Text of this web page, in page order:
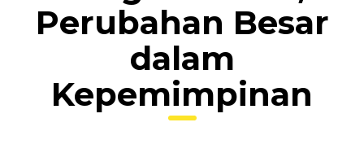
Perubahan Besar
dalam
Kepemimpinan